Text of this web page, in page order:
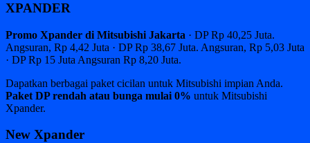
XPANDER
Promo Xpander di Mitsubishi Jakarta · DP Rp 40,25 Juta.
Angsuran, Rp 4,42 Juta · DP Rp 38,67 Juta. Angsuran, Rp 5,03 Juta
· DP Rp 15 Juta Angsuran Rp 8,20 Juta.
Dapatkan berbagai paket cicilan untuk Mitsubishi impian Anda.
Paket DP rendah atau bunga mulai 0% untuk Mitsubishi
Xpander.
New Xpander